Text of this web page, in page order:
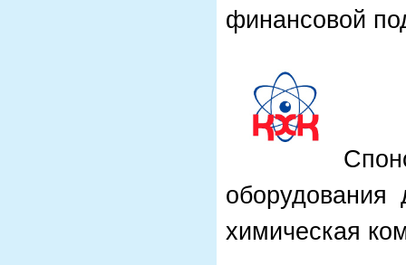
финансовой
химическая